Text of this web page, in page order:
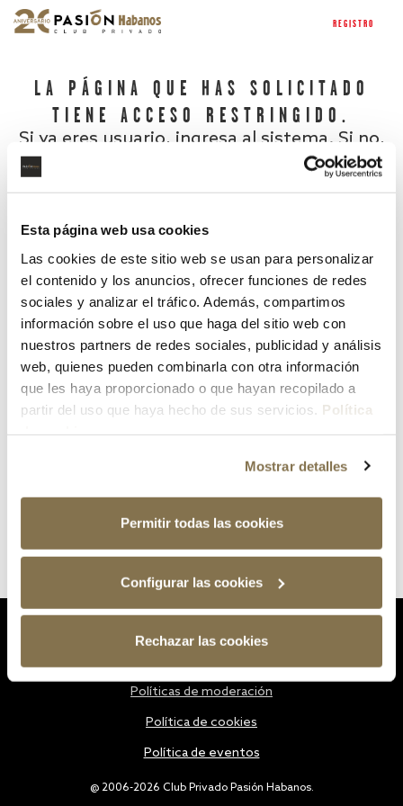
Esta página web usa cookies
Las cookies de este sitio web se usan para personalizar
el contenido y los anuncios, ofrecer funciones de redes
sociales y analizar el tráfico. Además, compartimos
información sobre el uso que haga del sitio web con
nuestros partners de redes sociales, publicidad y análisis
web, quienes pueden combinarla con otra información
que les haya proporcionado o que hayan recopilado a
partir del uso que haya hecho de sus servicios. Política
Mostrar detalles
Permitir todas las cookies
Configurar las cookies
Rechazar las cookies
REGISTRO
LA PÁGINA QUE HAS SOLICITADO
TIENE ACCESO RESTRINGIDO.
Si ya eres usuario, ingresa al sistema. Si no,
¿Has olvidado tu contraseña?
@ 2006-2026 Club Privado Pasión Habanos.
Políticas de moderación
Política de cookies
Política de eventos